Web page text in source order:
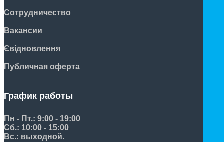
Сотрудничество
Вакансии
Євідновлення
Публичная оферта
График работы
Пн - Пт.: 9:00 - 19:00
Сб.: 10:00 - 15:00
Вс.: выходной.